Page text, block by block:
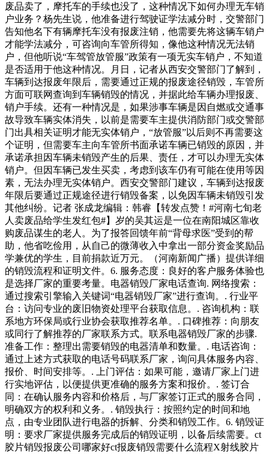
废品卖了，摩托车的手续也没了，这种情况下如何办理无车销
户业务？杨先生说，他准备进行驾驶证学法减分时，交警部门
告知他名下有辆摩托车没有报废注销，他需要先将这辆车销户
才能学法减分，可咨询向车管所得知，像他这种情况无法销
户，但他听说“车驾管放管服”政策有一项无实车销户，不知道
是否适用于他这种情况。月日，记者从西安交警部门了解到，
车辆到达报废年限后，需要通过正规的报废途径销毁，车管所
方面可联网查询到车辆销毁的情况，并据此给车辆办理报废、
销户手续。还有一种情况是，如果涉事车辆是因自燃或交通事
故导致车辆实体消失，以前是需要车主提供消防部门或交警部
门出具相关证明才能无实体销户，“放管服”以后则不再需要这
个证明，但需要车主向车管所书面承诺车辆已销毁的原因，并
承诺承担因车辆未销毁产生的后果、责任，才可以办理无实体
销户。但因车辆已发生买卖，考虑到该车仍有可能在使用等因
素，无法办理无实体销户。西安交警部门建议，车辆到达报废
年限后要通过正规途径进行销毁备案，以免因车辆未销毁引发
其他纠纷。记者 张成龙编辑：韩睿【转发点赞！#河南七旬老
人卖废品给学生发红包#】岁的吴其运是一位在南阳城区靠收
购废品谋生的老人。为了报答回馈年前“背母求医”受到的帮
助，他省吃俭用，从自己的微薄收入中拿出一部分资金奖励品
学兼优的学生，目前捐款近万元。（河南新闻广播）提供详细
的销毁流程和证明文件。6. 服务态度：良好的客户服务体验也
是选择厂家的重要考量。电器销毁厂家电话查询. 网络搜索：
通过搜索引擎输入关键词“电器销毁厂家”进行查询。. 行业平
台：访问专业的废旧物资处理平台获取信息。. 咨询机构：联
系地方环保局或行业协会获取推荐名单。. 口碑推荐：向朋友
或同行了解推荐的厂家联系方式。联系电器销毁厂家的步骤.
准备工作：整理出需要销毁的电器清单和数量。. 电话咨询：
通过上述方式获取的电话号码联系厂家，询问具体服务内容、
报价、时间安排等。. 上门评估：如果可能，邀请厂家上门进
行实地评估，以便提供更准确的服务方案和报价。. 签订合
同：在确认服务内容和价格后，与厂家签订正式的服务合同，
明确双方的权利和义务。. 销毁执行：按照约定的时间和地
点，由专业团队进行电器的拆解、分类和销毁工作。6. 销毁证
明：要求厂家提供服务完成后的销毁证明，以备后续需要。ct
胶片销毁报废公司哪家好ct报废销毁需要什么流程X射线胶片